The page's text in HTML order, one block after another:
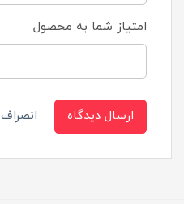
امتیاز شما به محصول
ارسال دیدگاه انصراف